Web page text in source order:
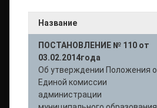
Название
ПОСТАНОВЛЕНИЕ № 110 от
03.02.2014года
Об утверждении Положения о
Единой комиссии
администрации